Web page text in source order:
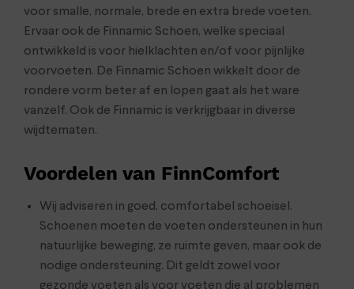
voor smalle, normale, brede en extra brede voeten.
Ervaar ook de Finnamic Schoen, welke speciaal
ontwikkeld is voor hielklachten en/of voor pijnlijke
voorvoeten. De Finnamic Schoen wikkelt door de
rondere vorm beter af en lopen gaat als het ware
vanzelf. Ook de Finnamic is verkrijgbaar in diverse
wijdtematen.
Voordelen van FinnComfort
Wij adviseren in goed, comfortabel schoeisel.
Schoenen moeten de voeten ondersteunen in hun
natuurlijke beweging, ze ruimte geven, maar ook de
nodige ondersteuning. Dit geldt zowel voor
gezonde voeten als voor voeten die al problemen